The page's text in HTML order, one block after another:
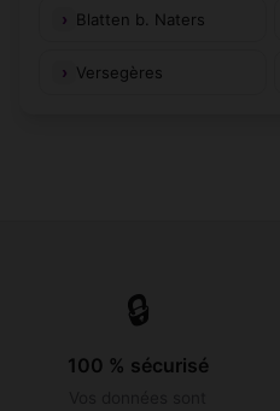
Blatten b. Naters
Versegères
🔒
100 % sécurisé